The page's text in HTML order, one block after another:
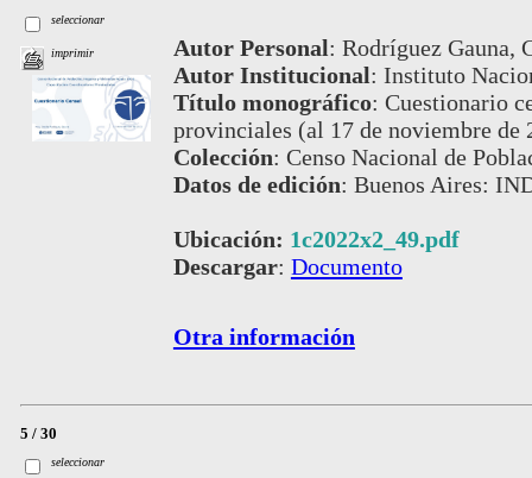
seleccionar
imprimir Autor Personal: Rodríguez Gauna,
Autor Institucional: Instituto
Título monográfico: Cuestionario
provinciales (al 17 de noviembre de
Colección: Censo Nacional de
Datos de edición: Buenos Aires:
Ubicación: 1c2022x2_49.pdf
Descargar: Documento
Otra información
5 / 30
seleccionar